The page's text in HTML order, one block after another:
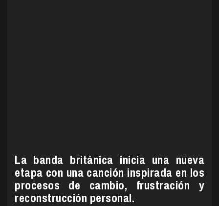
La banda británica inicia una nueva
etapa con una canción inspirada en los
procesos de cambio, frustración y
reconstrucción personal.